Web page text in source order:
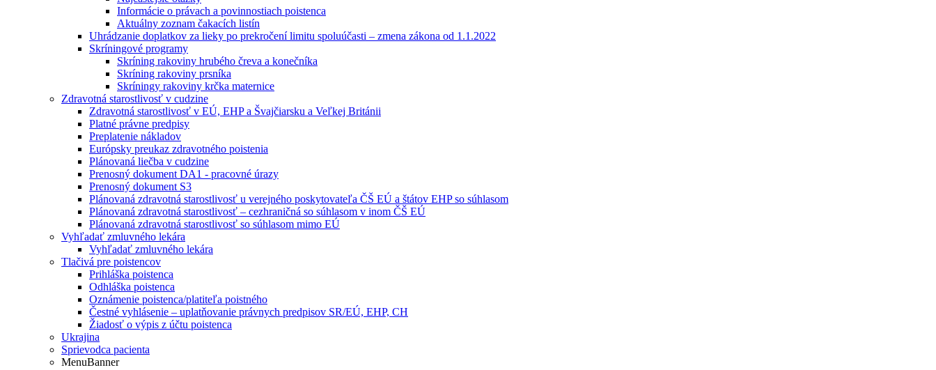
Informácie o právach a povinnostiach poistenca
Aktuálny zoznam čakacích listín
Uhrádzanie doplatkov za lieky po prekročení limitu spoluúčasti – zmena zákona od 1.1.2022
Skríningové programy
Skríning rakoviny hrubého čreva a konečníka
Skríning rakoviny prsníka
Skríningy rakoviny krčka maternice
Zdravotná starostlivosť v cudzine
Zdravotná starostlivosť v EÚ, EHP a Švajčiarsku a Veľkej Británii
Platné právne predpisy
Preplatenie nákladov
Európsky preukaz zdravotného poistenia
Plánovaná liečba v cudzine
Prenosný dokument DA1 - pracovné úrazy
Prenosný dokument S3
Plánovaná zdravotná starostlivosť u verejného poskytovateľa ČŠ EÚ a štátov EHP so súhlasom
Plánovaná zdravotná starostlivosť – cezhraničná so súhlasom v inom ČŠ EÚ
Plánovaná zdravotná starostlivosť so súhlasom mimo EÚ
Vyhľadať zmluvného lekára
Vyhľadať zmluvného lekára
Tlačivá pre poistencov
Prihláška poistenca
Odhláška poistenca
Oznámenie poistenca/platiteľa poistného
Čestné vyhlásenie – uplatňovanie právnych predpisov SR/EÚ, EHP, CH
Žiadosť o výpis z účtu poistenca
Ukrajina
Sprievodca pacienta
MenuBanner